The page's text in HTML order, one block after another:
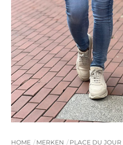
HOME MERKEN PLACE DU JOUR